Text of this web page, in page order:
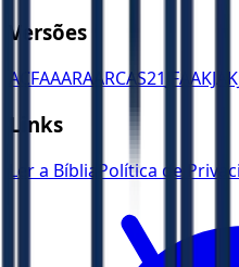
Versões
ACFAAARA ARCAS21 JFAAKJA
Links
Ler a Bíblia Política de